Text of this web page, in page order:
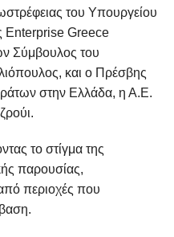
του Υπουργείου
Enterprise Greece
Σύμβουλος του
και ο Πρέσβης
στην Ελλάδα, η Α.Ε.
το στίγμα της
παρουσίας,
περιοχές που